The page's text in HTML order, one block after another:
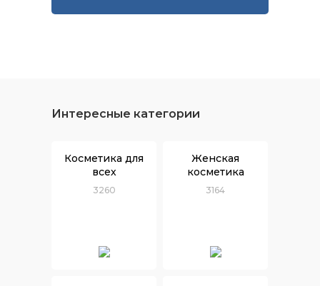
Интересные категории
Косметика для
всех
3260
Женская
косметика
3164